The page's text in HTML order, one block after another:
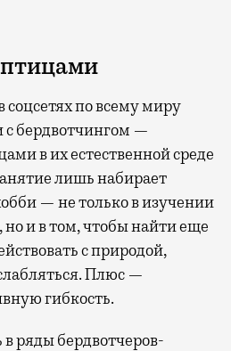
соцсетях по всему миру
с бердвотчингом —
в их естественной среде
лишь набирает
— не только в изучении
и в том, чтобы найти еще
с природой,
Плюс —
гибкость.
ряды бердвотчеров-